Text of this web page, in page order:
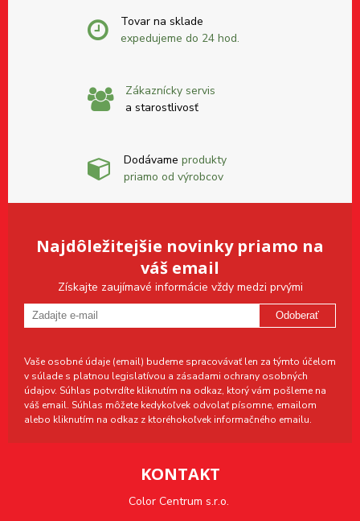
Tovar na sklade
expedujeme do 24 hod.
Zákaznícky servis
a starostlivosť
Dodávame produkty
priamo od výrobcov
Najdôležitejšie novinky priamo na
váš email
Získajte zaujímavé informácie vždy medzi prvými
Odoberať
Vaše osobné údaje (email) budeme spracovávať len za týmto účelom
v súlade s platnou legislatívou a zásadami ochrany osobných
údajov. Súhlas potvrdíte kliknutím na odkaz, ktorý vám pošleme na
váš email. Súhlas môžete kedykoľvek odvolať písomne, emailom
alebo kliknutím na odkaz z ktoréhokoľvek informačného emailu.
KONTAKT
Color Centrum s.r.o.